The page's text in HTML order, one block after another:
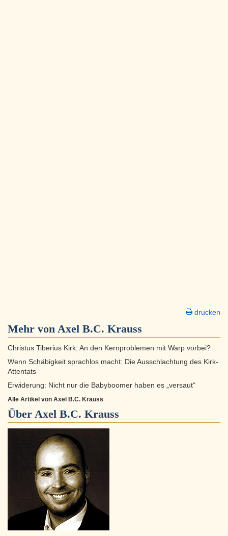
drucken
Mehr von Axel B.C. Krauss
Christus Tiberius Kirk: An den Kernproblemen mit Warp vorbei?
Wenn Schäbigkeit sprachlos macht: Die Ausschlachtung des Kirk-
Attentats
Erwiderung: Nicht nur die Babyboomer haben es „versaut“
Alle Artikel von Axel B.C. Krauss
Über Axel B.C. Krauss